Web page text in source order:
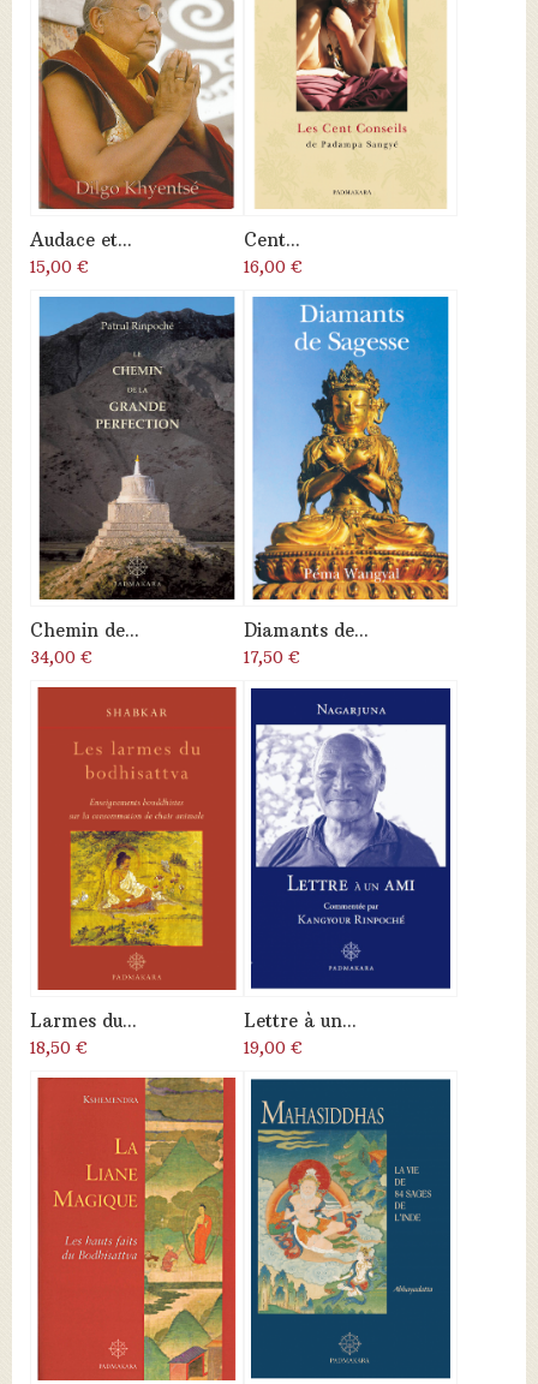
Audace et...
15,00 €
Cent...
16,00 €
Chemin de...
34,00 €
Diamants de...
17,50 €
Larmes du...
18,50 €
Lettre à un...
19,00 €